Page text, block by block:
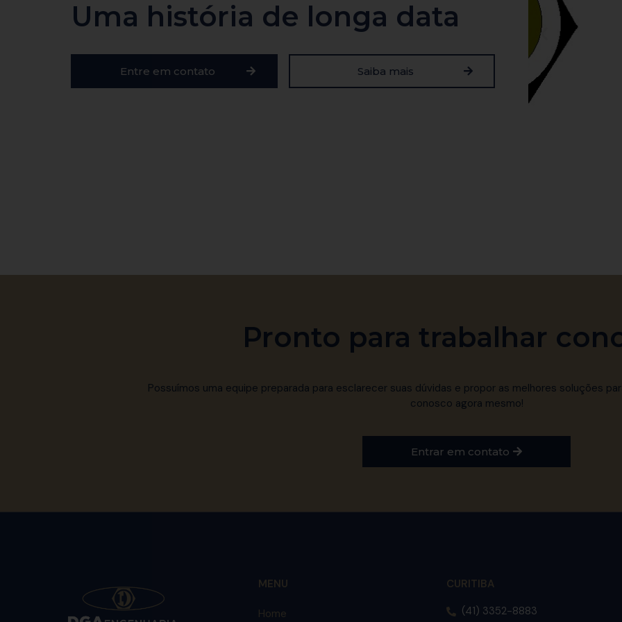
Uma história de longa data
Entre em contato Saiba mais
Pronto para trabalhar
Possuímos uma equipe preparada para esclarecer suas dúvidas e propor as melhores soluções
conosco agora mesmo!
Entrar em contato
MENU
Home
CURITIBA
(41) 3352-8883